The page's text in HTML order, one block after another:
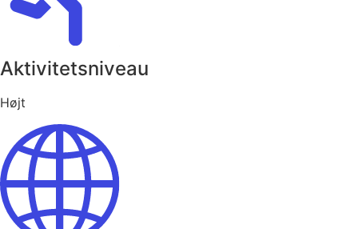
Aktivitetsniveau
Højt